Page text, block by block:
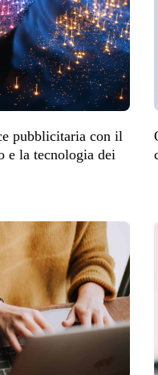
pubblicitaria con il
e la tecnologia dei